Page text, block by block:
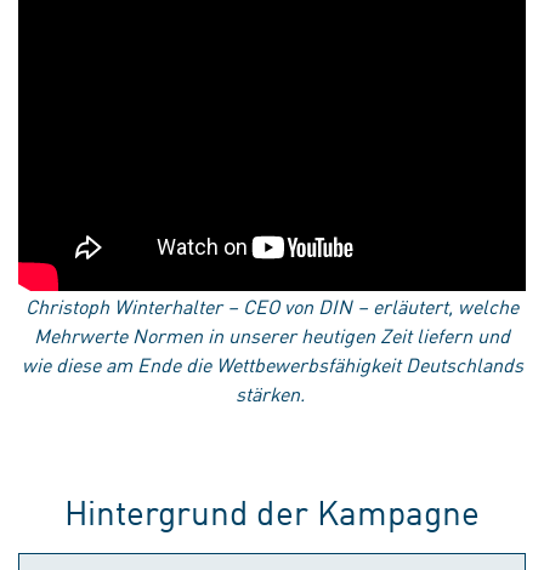
Christoph Winterhalter – CEO von DIN – erläutert, welche
Mehrwerte Normen in unserer heutigen Zeit liefern und
wie diese am Ende die Wettbewerbsfähigkeit Deutschlands
stärken.
Hintergrund der Kampagne